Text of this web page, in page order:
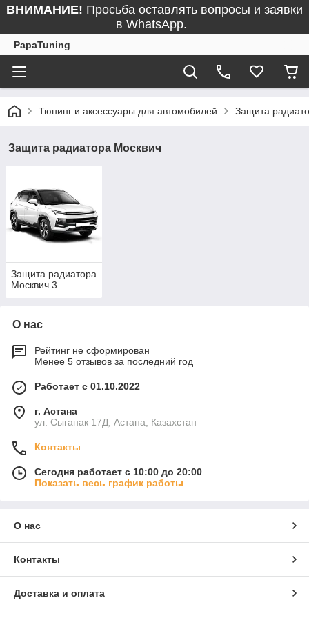
ВНИМАНИЕ! Просьба оставлять вопросы и заявки
в WhatsApp.
PapaTuning
Тюнинг и аксессуары для автомобилей Защита
Защита радиатора Москвич
Защита радиатора
Москвич 3
О нас
Рейтинг не сформирован
Менее 5 отзывов за последний год
Работает с 01.10.2022
г. Астана
ул. Сыганак 17Д, Астана, Казахстан
Контакты
Сегодня работает с 10:00 до 20:00
Показать весь график работы
О нас
Контакты
Доставка и оплата